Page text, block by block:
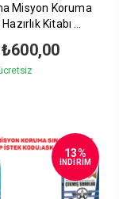
Misyon Koruma
Kitabı
Orijinal
fiyat:
₺850,00.
₺600,00Şu
13%
İNDİRİM